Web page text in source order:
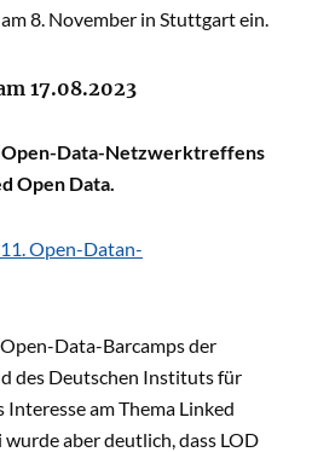
8. November in Stuttgart ein.
17.08.2023
Open-Data-Netzwerktreffens
Open Data.
Open-Datan-
Open-Data-Barcampsder
des Deutschen Instituts für
am Thema Linked
aber deutlich, dass LOD